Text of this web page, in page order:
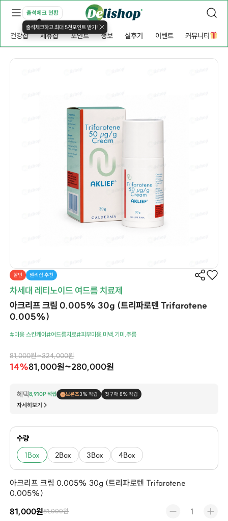
출석체크 현황
출석체크하고 최대 5천포인트 받기!
건강샵 제휴샵 포인트 정보 실후기 이벤트 커뮤니티
할인 델리샵 추천
차세대 레티노이드 여드름 치료제
아크리프 크림 0.005% 30g (트리파로텐 Trifarotene
0.005%)
#미용 스킨케어#여드름치료#피부미용.미백.기미.주름
81,000원~324,000원
14%81,000원~280,000원
혜택8,910P 적립 브론즈3% 적립 첫구매 8% 적립
자세히보기
수량
1Box 2Box 3Box 4Box
아크리프 크림 0.005% 30g (트리파로텐 Trifarotene
0.005%)
81,000원81,000원